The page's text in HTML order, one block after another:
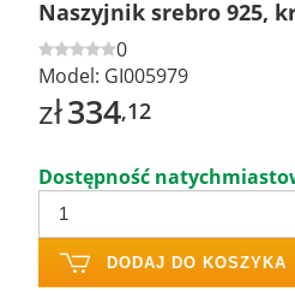
Naszyjnik srebro 925,
0
Model: GI005979
zł334,12
Dostępność
DODAJ DO KOSZYKA